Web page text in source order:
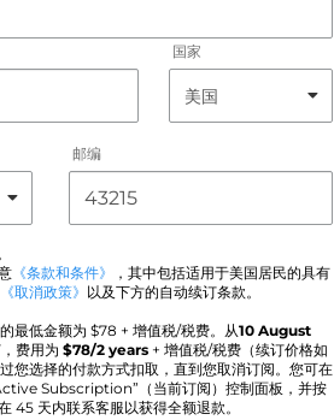
国家
邮编
《条款和条件》
，其中包括适用于美国居民的具有
《取消政策》 以及下方的自动续订条款。
最低金额为 $78 + 增值税/税费。从10 August
费用为 $78/2 years + 增值税/税费（续订价格如
您选择的付款方式扣取，直到您取消订阅。您可在
Subscription”（当前订阅）控制面板，并按
45 天内联系客服以获得全额退款。